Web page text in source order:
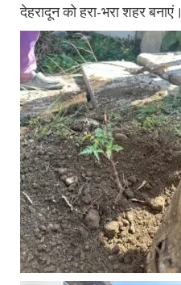
देहरादून को हरा-भरा शहर बनाएं।